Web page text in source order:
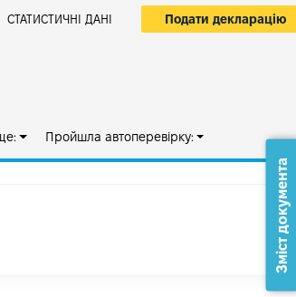
СТАТИСТИЧНІ ДАНІ Подати декларацію
Пройшла автоперевірку:
Зміст документа